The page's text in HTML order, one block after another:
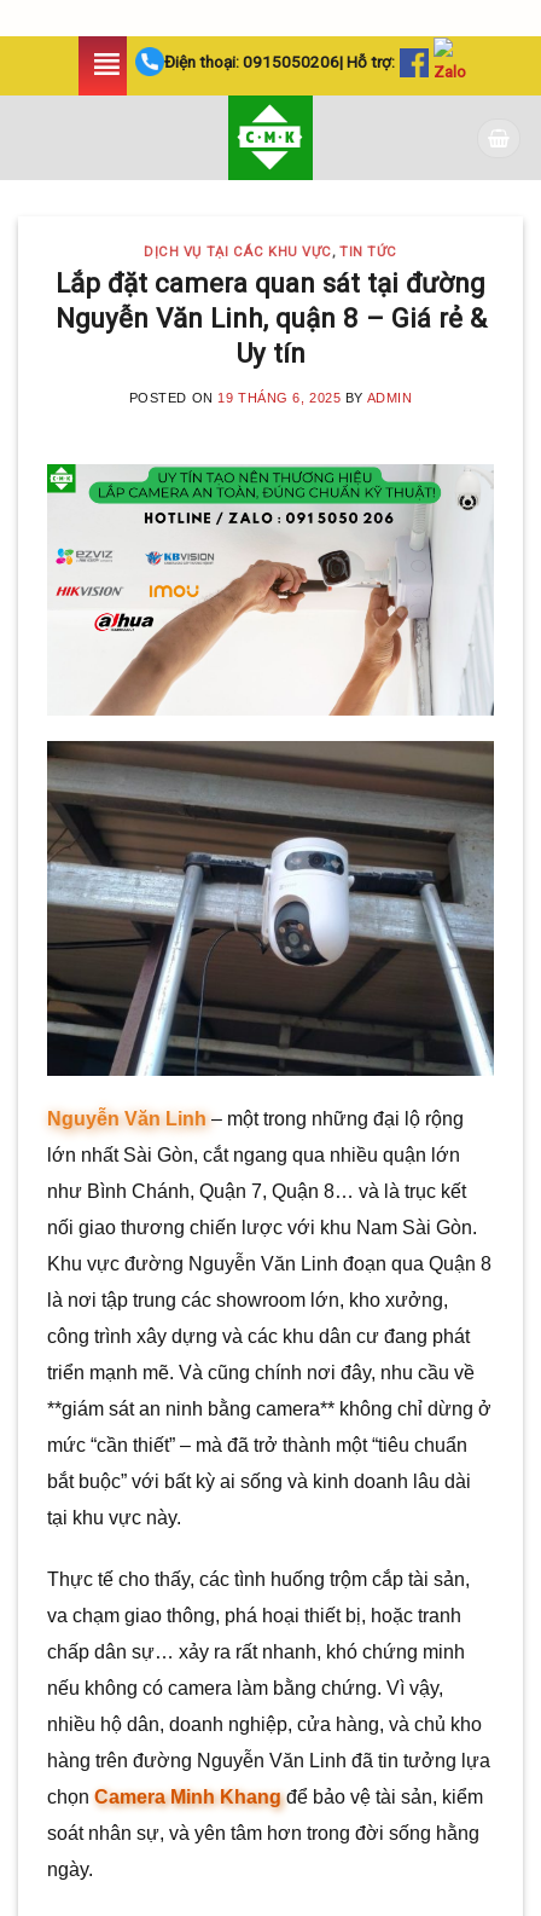
Điện thoại:0915050206| Hỗ trợ:
DỊCH VỤ TẠI CÁC KHU VỰC,TIN TỨC
Lắp đặt camera quan sát tại đường
Nguyễn Văn Linh, quận 8 – Giá rẻ &
Uy tín
POSTED ON 19 THÁNG 6, 2025 BY ADMIN
Nguyễn Văn Linh– một trong những đại lộ rộng
lớn nhất Sài Gòn, cắt ngang qua nhiều quận lớn
như Bình Chánh, Quận 7, Quận 8… và là trục kết
nối giao thương chiến lược với khu Nam Sài Gòn.
Khu vực đường Nguyễn Văn Linh đoạn qua Quận 8
là nơi tập trung các showroom lớn, kho xưởng,
công trình xây dựng và các khu dân cư đang phát
triển mạnh mẽ. Và cũng chính nơi đây, nhu cầu về
**giám sát an ninh bằng camera** không chỉ dừng ở
mức “cần thiết” – mà đã trở thành một “tiêu chuẩn
bắt buộc” với bất kỳ ai sống và kinh doanh lâu dài
tại khu vực này.
Thực tế cho thấy, các tình huống trộm cắp tài sản,
va chạm giao thông, phá hoại thiết bị, hoặc tranh
chấp dân sự… xảy ra rất nhanh, khó chứng minh
nếu không có camera làm bằng chứng. Vì vậy,
nhiều hộ dân, doanh nghiệp, cửa hàng, và chủ kho
hàng trên đường Nguyễn Văn Linh đã tin tưởng lựa
chọn Camera Minh Khangđể bảo vệ tài sản, kiểm
soát nhân sự, và yên tâm hơn trong đời sống hằng
ngày.